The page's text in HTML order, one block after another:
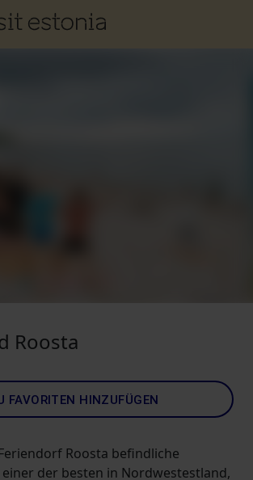
Roosta
FAVORITEN HINZUFÜGEN
Roosta befindliche
der besten in Nordwestestland,